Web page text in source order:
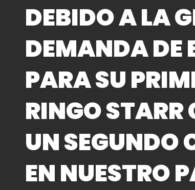
DEBIDO A LA
DEMANDA DE
PARA SU
RINGO
UN SEGUNDO
EN NUESTRO